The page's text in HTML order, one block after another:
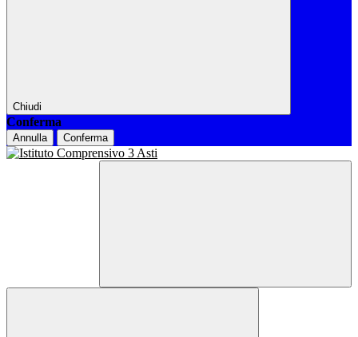
Chiudi
Conferma
Annulla Conferma